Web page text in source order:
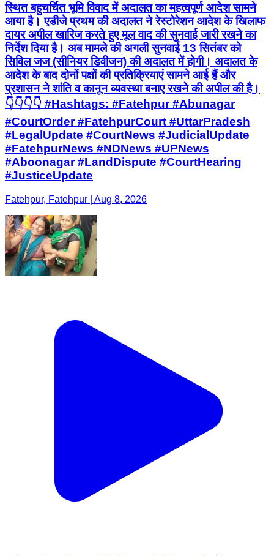
स्थित बहुचर्चित भूमि विवाद में अदालत का महत्वपूर्ण आदेश सामने
आया है। एडीजे प्रथम की अदालत ने रेस्टोरेशन आदेश के खिलाफ
दायर अपील खारिज करते हुए मूल वाद की सुनवाई जारी रखने का
निर्देश दिया है। अब मामले की अगली सुनवाई 13 सितंबर को
सिविल जज (सीनियर डिवीजन) की अदालत में होगी। अदालत के
आदेश के बाद दोनों पक्षों की प्रतिक्रियाएं सामने आई हैं और
प्रशासन ने शांति व कानून व्यवस्था बनाए रखने की अपील की है।
👇👇👇👇 #Hashtags: #Fatehpur #Abunagar
#CourtOrder #FatehpurCourt #UttarPradesh
#LegalUpdate #CourtNews #JudicialUpdate
#FatehpurNews #NDNews #UPNews
#Aboonagar #LandDispute #CourtHearing
#JusticeUpdate
Fatehpur, Fatehpur | Aug 8, 2026